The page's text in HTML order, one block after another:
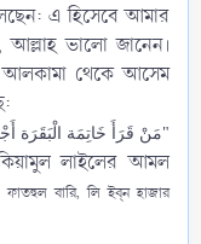
এ হিসেবে আমার
ভালো জানেন।
আলকামা থেকে আসেম
"مَنْ قَرَأَ خَاتِمَة الْبَقَرَة
লাইলের আমল
বারি, লি ইব্‌ন হাজার